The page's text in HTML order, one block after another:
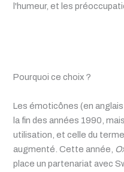
l'humeur, et les
Pourquoi ce choix ?
Les émoticônes (en
la fin des années 1990,
utilisation, et celle du
augmenté. Cette année,
place un partenariat avec